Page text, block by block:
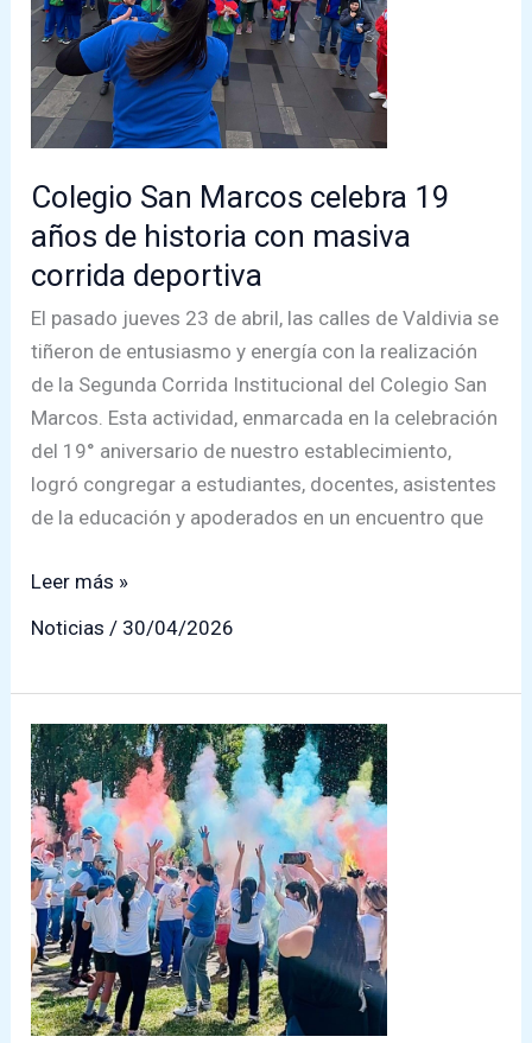
el
exitoso
seminario
«La
Inteligencia
Artificial
en
Educación»
Colegio San Marcos celebra 19
años de historia con masiva
corrida deportiva
El pasado jueves 23 de abril, las calles de Valdivia se
tiñeron de entusiasmo y energía con la realización
de la Segunda Corrida Institucional del Colegio San
Marcos. Esta actividad, enmarcada en la celebración
del 19° aniversario de nuestro establecimiento,
logró congregar a estudiantes, docentes, asistentes
de la educación y apoderados en un encuentro que
Colegio
años
de
historia
con
masiva
corrida
deportiva
Leer más »
Noticias / 30/04/2026